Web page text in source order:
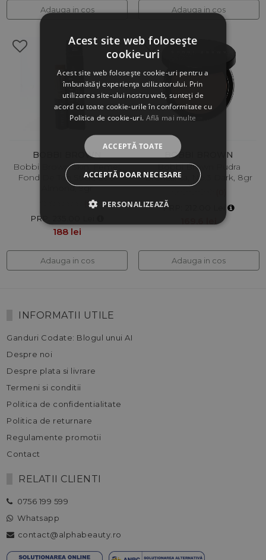
Adauga in cos Adauga in cos
BOBBI BROWN
Bobbi Brown Skin, Femei,
Fond De Ten Stick, Cool
Almond, 9gr
(0)
PRP: 235.00 Lei
188 lei
Adauga in cos
BOBBI BROWN
Bobbi Brown Pudra
Bronzanta, No.3 Dark, 8gr
PRP: 212.00 Lei
Adauga in cos
INFORMATII UTILE
Ganduri Codate: Blogul unui AI
Despre noi
Despre plata si livrare
Termeni si conditii
Politica de confidentialitate
Politica de returnare
Regulamente promotii
Contact
RELATII CLIENTI
0756 199 599
Whatsapp
contact@alphabeauty.ro
Acest site web folosește
cookie-uri
Acest site web folosește cookie-uri pentru a
îmbunătăți experiența utilizatorului. Prin
utilizarea site-ului nostru web, sunteți de
acord cu toate cookie-urile în conformitate cu
Politica de cookie-uri. Află mai multe
ACCEPTĂ TOATE
ACCEPTĂ DOAR NECESARE
PERSONALIZEAZĂ